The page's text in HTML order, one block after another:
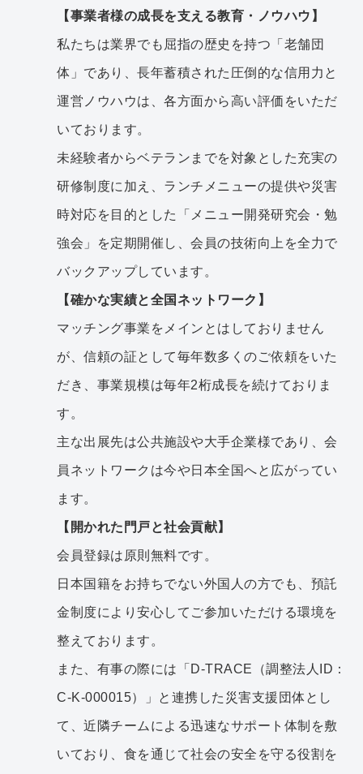
【事業者様の成長を支える教育・ノウハウ】
私たちは業界でも屈指の歴史を持つ「老舗団
体」であり、長年蓄積された圧倒的な信用力と
運営ノウハウは、各方面から高い評価をいただ
いております。
未経験者からベテランまでを対象とした充実の
研修制度に加え、ランチメニューの提供や災害
時対応を目的とした「メニュー開発研究会・勉
強会」を定期開催し、会員の技術向上を全力で
バックアップしています。
【確かな実績と全国ネットワーク】
マッチング事業をメインとはしておりません
が、信頼の証として毎年数多くのご依頼をいた
だき、事業規模は毎年2桁成長を続けておりま
す。
主な出展先は公共施設や大手企業様であり、会
員ネットワークは今や日本全国へと広がってい
ます。
【開かれた門戸と社会貢献】
会員登録は原則無料です。
日本国籍をお持ちでない外国人の方でも、預託
金制度により安心してご参加いただける環境を
整えております。
また、有事の際には「D-TRACE（調整法人ID：
C-K-000015）」と連携した災害支援団体とし
て、近隣チームによる迅速なサポート体制を敷
いており、食を通じて社会の安全を守る役割を